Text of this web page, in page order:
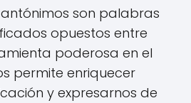
antónimos son palabras
opuestos entre
poderosa en el
permite enriquecer
y expresarnos de